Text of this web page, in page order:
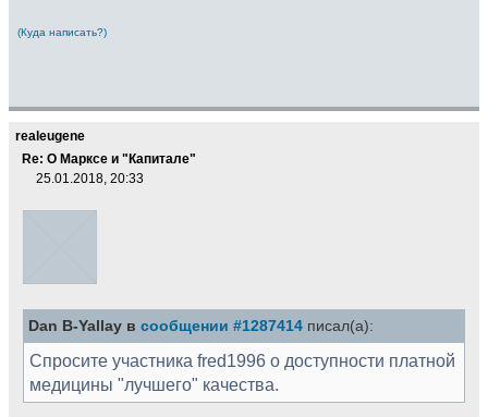
(Куда написать?)
realeugene
Re: О Марксе и "Капитале"
25.01.2018, 20:33
Dan B-Yallay в сообщении #1287414 писал(а):
Спросите участника fred1996 о доступности платной
медицины "лучшего" качества.